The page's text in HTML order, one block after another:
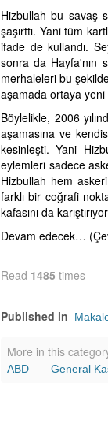
Hizbullah bu savaş
şaşırttı. Yani tüm
ifade de kullandı.
sonra da Hayfa'nın
merhaleleri bu
aşamada ortaya yeni
Böylelikle, 2006
aşamasına ve
kesinleşti. Yani
eylemleri sadece
Hizbullah hem
farklı bir coğrafi
kafasını da
Devam edecek…
Read 1485 times
Published in
More in this
ABD
General